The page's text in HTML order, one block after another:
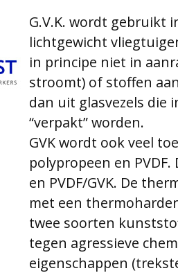
G.V.K. wordt gebruikt
lichtgewicht
in principe niet in
stroomt) of stoffen
dan uit glasvezels die
“verpakt” worden.
GVK wordt ook veel
polypropeen en
en PVDF/GVK. De
met een
twee soorten
tegen agressieve
eigenschappen